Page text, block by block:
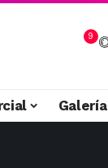
9
Galería